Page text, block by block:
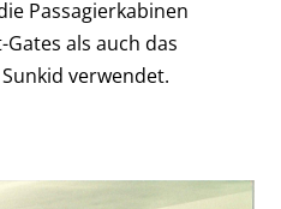
Passagierkabinen
als auch das
verwendet.